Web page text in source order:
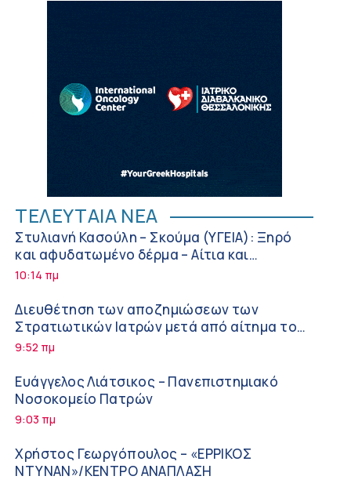
ΤΕΛΕΥΤΑΙΑ ΝΕΑ
Στυλιανή Κασούλη – Σκούμα (ΥΓΕΙΑ): Ξηρό
και αφυδατωμένο δέρμα – Αίτια και
αντιμετώπιση
10:14 πμ
Διευθέτηση των αποζημιώσεων των
Στρατιωτικών Ιατρών μετά από αίτημα του
ΙΣΑ
9:52 πμ
Ευάγγελος Λιάτσικος – Πανεπιστημιακό
Νοσοκομείο Πατρών
9:03 πμ
Χρήστος Γεωργόπουλος – «ΕΡΡΙΚΟΣ
ΝΤΥΝΑΝ»/ΚΕΝΤΡΟ ΑΝΑΠΛΑΣΗ